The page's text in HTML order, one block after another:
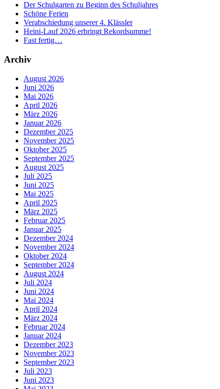
Der Schulgarten zu Beginn des Schuljahres
Schöne Ferien
Verabschiedung unserer 4. Klässler
Heini-Lauf 2026 erbringt Rekordsumme!
Fast fertig…
Archiv
August 2026
Juni 2026
Mai 2026
April 2026
März 2026
Januar 2026
Dezember 2025
November 2025
Oktober 2025
September 2025
August 2025
Juli 2025
Juni 2025
Mai 2025
April 2025
März 2025
Februar 2025
Januar 2025
Dezember 2024
November 2024
Oktober 2024
September 2024
August 2024
Juli 2024
Juni 2024
Mai 2024
April 2024
März 2024
Februar 2024
Januar 2024
Dezember 2023
November 2023
September 2023
Juli 2023
Juni 2023